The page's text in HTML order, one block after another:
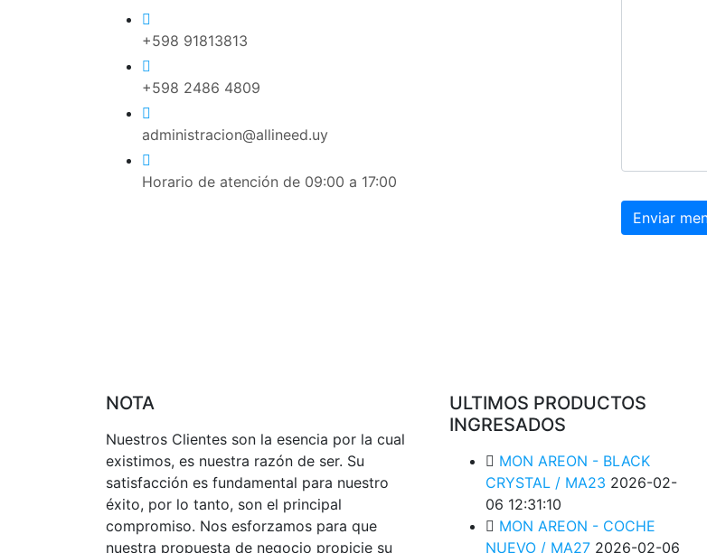
+598 91813813
+598 2486 4809
administracion@allineed.uy
Horario de atención de 09:00 a 17:00
NOTA
Nuestros Clientes son la esencia por la cual
existimos, es nuestra razón de ser. Su
satisfacción es fundamental para nuestro
éxito, por lo tanto, son el principal
compromiso. Nos esforzamos para que
nuestra propuesta de negocio propicie su
ULTIMOS PRODUCTOS
INGRESADOS
MON AREON - BLACK
CRYSTAL / MA23 2026-02-
06 12:31:10
MON AREON - COCHE
NUEVO / MA27 2026-02-06